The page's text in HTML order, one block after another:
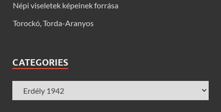
Népi viseletek képeinek forrása
Torockó, Torda-Aranyos
CATEGORIES